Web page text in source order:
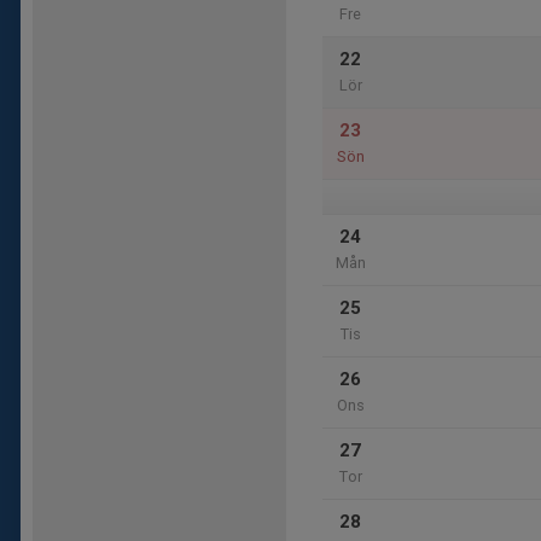
Fre
22
Lör
23
Sön
24
Mån
25
Tis
26
Ons
27
Tor
28